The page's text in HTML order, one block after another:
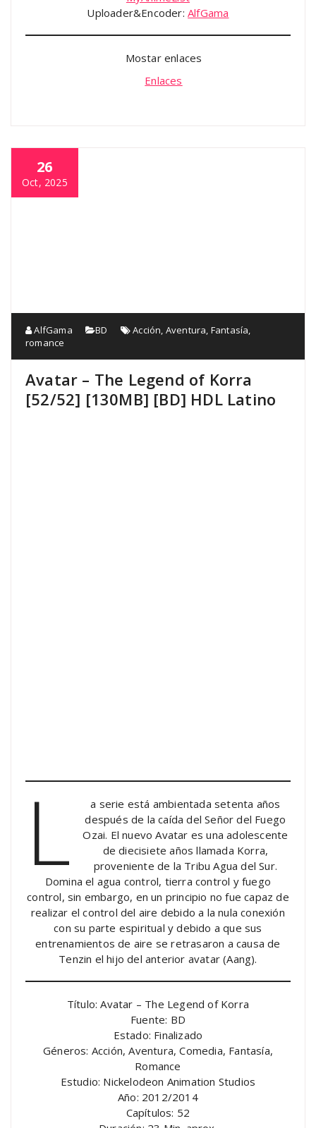
Uploader&Encoder:AlfGama
Mostar enlaces
Enlaces
26
Oct, 2025
AlfGama BD Acción, Aventura, Fantasía,
romance
Avatar – The Legend of Korra
[52/52] [130MB] [BD] HDL Latino
L
a serie está ambientada setenta años
después de la caída del Señor del Fuego
Ozai. El nuevo Avatar es una adolescente
de diecisiete años llamada Korra,
proveniente de la Tribu Agua del Sur.
Domina el agua control, tierra control y fuego
control, sin embargo, en un principio no fue capaz de
realizar el control del aire debido a la nula conexión
con su parte espiritual y debido a que sus
entrenamientos de aire se retrasaron a causa de
Tenzin el hijo del anterior avatar (Aang).
Título: Avatar – The Legend of Korra
Fuente: BD
Estado: Finalizado
Géneros: Acción, Aventura, Comedia, Fantasía,
Romance
Estudio: Nickelodeon Animation Studios
Año: 2012/2014
Capítulos: 52